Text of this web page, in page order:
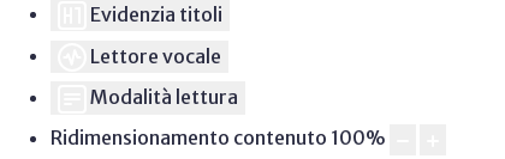
Evidenzia titoli
Lettore vocale
Modalità lettura
Ridimensionamento contenuto 100%